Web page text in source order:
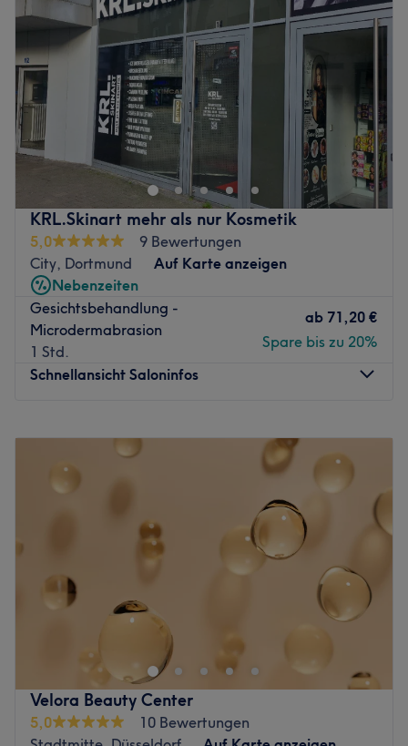
KRL.Skinart mehr als nur Kosmetik
5,0
9 Bewertungen
City, Dortmund
Auf Karte anzeigen
Nebenzeiten
Gesichtsbehandlung -
Microdermabrasion
1 Std.
ab 71,20 €
Spare bis zu 20%
Schnellansicht Saloninfos
10:00
Mittwoch
10:00 –
20:00
Donnerstag
20:00
10:00
10:00
Geschlossen
Bei KRL.Skinart in Dortmund dreht sich alles um
strahlende Haut und echte Wohlfühlmomente. Das Studio
kombiniert moderne Beauty-Treatments mit einer
entspannten, stilvollen Atmosphäre, in der du den Alltag
hinter dir lassen kannst. Individuell abgestimmte
Behandlungen sorgen für sichtbare Ergebnisse und einen
natürlichen Glow – perfekt für deine persönliche Auszeit.
Velora Beauty Center
5,0
10 Bewertungen